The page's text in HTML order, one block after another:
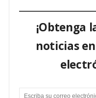
¡Obtenga
noticias